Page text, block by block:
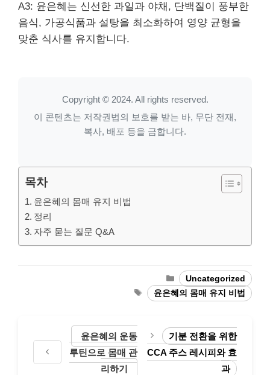
A3: 윤은혜는 신선한 과일과 야채, 단백질이 풍부한
음식, 가공식품과 설탕을 최소화하여 영양 균형을
맞춘 식사를 유지합니다.
Copyright © 2024. All rights reserved.
이 콘텐츠는 저작권법의 보호를 받는 바, 무단 전재,
복사, 배포 등을 금합니다.
목차
윤은혜의 몸매 유지 비법
정리
자주 묻는 질문 Q&A
Categories
Uncategorized
Tags윤은혜의 몸매 유지 비법
윤은혜의 운동
루틴으로 몸매 관
리하기
기분 전환을 위한
CCA 주스 레시피와 효
과